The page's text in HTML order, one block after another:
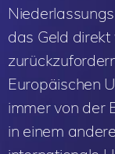
das Geld
Europäischen
immer von der
in einem